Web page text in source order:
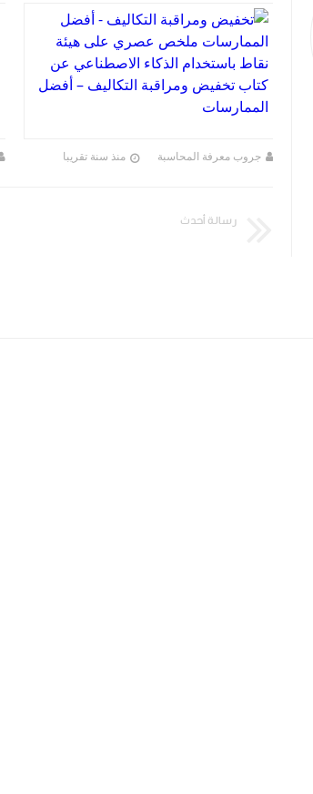
تخفيض ومراقبة التكاليف – أفضل
الممارسات
جروب معرفة المحاسبة منذ سنة تقريبا
رسالة أحدث